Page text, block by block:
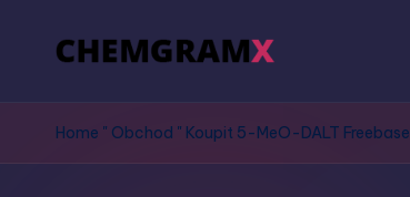
Home " Obchod " Koupit 5-MeO-DALT Freebase